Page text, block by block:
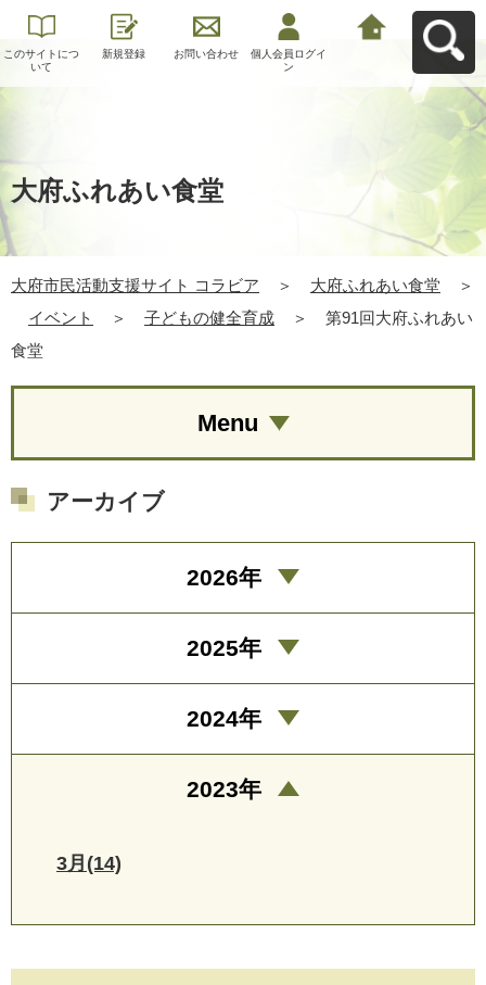
このサイトにつ
いて
新規登録 お問い合わせ
個人会員ログイ
ン
大府ふれあい食堂
大府市民活動支援サイト コラビア ＞ 大府ふれあい食堂
＞
イベント
＞ 子どもの健全育成 ＞
第91回大府ふれあい
食堂
Menu
アーカイブ
2026年
2025年
2024年
2023年
3月(14)